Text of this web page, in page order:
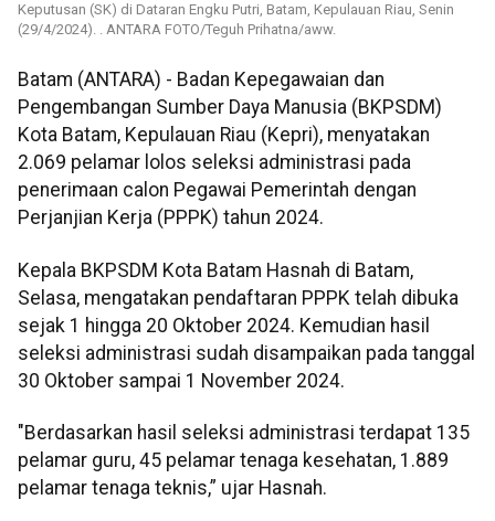
Keputusan (SK) di Dataran Engku Putri, Batam, Kepulauan Riau, Senin
(29/4/2024). . ANTARA FOTO/Teguh Prihatna/aww.
Batam (ANTARA) - Badan Kepegawaian dan
Pengembangan Sumber Daya Manusia (BKPSDM)
Kota Batam, Kepulauan Riau (Kepri), menyatakan
2.069 pelamar lolos seleksi administrasi pada
penerimaan calon Pegawai Pemerintah dengan
Perjanjian Kerja (PPPK) tahun 2024.
Kepala BKPSDM Kota Batam Hasnah di Batam,
Selasa, mengatakan pendaftaran PPPK telah dibuka
sejak 1 hingga 20 Oktober 2024. Kemudian hasil
seleksi administrasi sudah disampaikan pada tanggal
30 Oktober sampai 1 November 2024.
"Berdasarkan hasil seleksi administrasi terdapat 135
pelamar guru, 45 pelamar tenaga kesehatan, 1.889
pelamar tenaga teknis,” ujar Hasnah.